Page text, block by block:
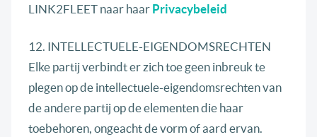
LINK2FLEET naar haar Privacybeleid
12. INTELLECTUELE-EIGENDOMSRECHTEN
Elke partij verbindt er zich toe geen inbreuk te
plegen op de intellectuele-eigendomsrechten van
de andere partij op de elementen die haar
toebehoren, ongeacht de vorm of aard ervan.